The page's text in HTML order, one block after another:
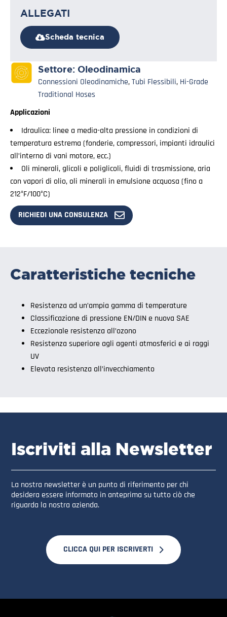
ALLEGATI
Scheda tecnica
Settore: Oleodinamica
Connessioni Oleodinamiche,Tubi Flessibili, Hi-Grade
Traditional Hoses
Applicazioni
Idraulica: linee a media-alta pressione in condizioni di
temperatura estrema (fonderie, compressori, impianti idraulici
all’interno di vani motore, ecc.)
Oli minerali, glicoli e poliglicoli, fluidi di trasmissione, aria
con vapori di olio, oli minerali in emulsione acquosa (fino a
212°F/100°C)
RICHIEDI UNA CONSULENZA
Caratteristiche tecniche
Resistenza ad un’ampia gamma di temperature
Classificazione di pressione EN/DIN e nuova SAE
Eccezionale resistenza all’ozono
Resistenza superiore agli agenti atmosferici e ai raggi
UV
Elevata resistenza all’invecchiamento
Iscriviti alla Newsletter
La nostra newsletter è un punto di riferimento per chi
desidera essere informato in anteprima su tutto ciò che
riguarda la nostra azienda.
CLICCA QUI PER ISCRIVERTI